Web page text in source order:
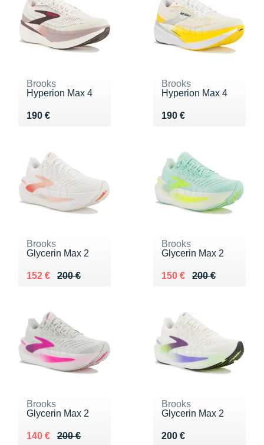
Brooks
Hyperion Max 4
190 €
Vendu 190 €
Brooks
Hyperion Max 4
190 €
Vendu 190 €
Brooks
Glycerin Max 2
200 €
Au lieu de 200 €
152 €
Vendu 152 €
Brooks
Glycerin Max 2
200 €
Au lieu de 200 €
150 €
Vendu 150 €
Brooks
Glycerin Max 2
200 €
Au lieu de 200 €
140 €
Vendu 140 €
Brooks
Glycerin Max 2
200 €
Vendu 200 €